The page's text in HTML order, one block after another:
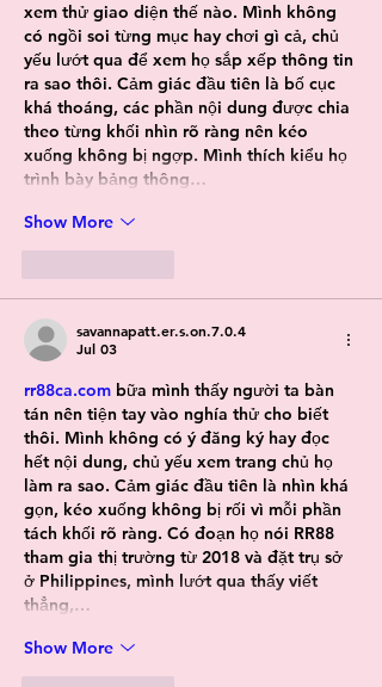
xem thử giao diện thế nào. Mình không
có ngồi soi từng mục hay chơi gì cả, chủ
yếu lướt qua để xem họ sắp xếp thông tin
ra sao thôi. Cảm giác đầu tiên là bố cục
khá thoáng, các phần nội dung được chia
theo từng khối nhìn rõ ràng nên kéo
xuống không bị ngợp. Mình thích kiểu họ
trình bày bảng thông…
Show More
savannapatt.er.s.on.7.0.4
Jul 03
rr88ca.com bữa mình thấy người ta bàn
tán nên tiện tay vào nghía thử cho biết
thôi. Mình không có ý đăng ký hay đọc
hết nội dung, chủ yếu xem trang chủ họ
làm ra sao. Cảm giác đầu tiên là nhìn khá
gọn, kéo xuống không bị rối vì mỗi phần
tách khối rõ ràng. Có đoạn họ nói RR88
tham gia thị trường từ 2018 và đặt trụ sở
ở Philippines, mình lướt qua thấy viết
thẳng,…
Show More